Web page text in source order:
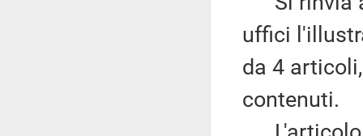
uffici
da 4
contenuti.